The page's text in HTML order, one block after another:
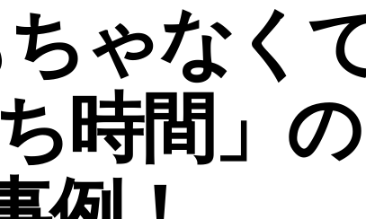
ちゃなく
時間」の